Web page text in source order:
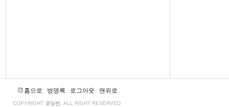
홈으로 방명록 로그아웃 맨위로
COPYRIGHT 코딩런 , ALL RIGHT RESERVED.